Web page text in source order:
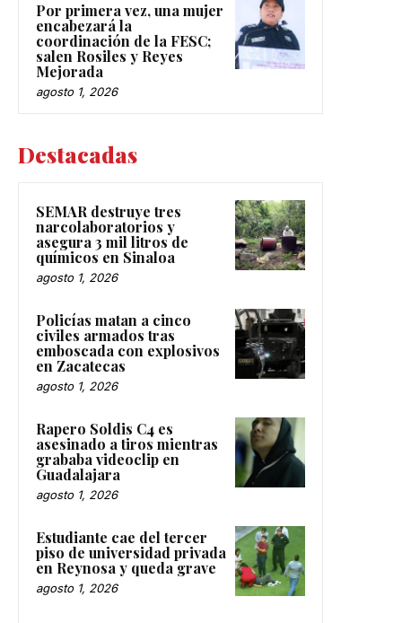
Por primera vez, una mujer
encabezará la
coordinación de la FESC;
salen Rosiles y Reyes
Mejorada
agosto 1, 2026
Destacadas
SEMAR destruye tres
narcolaboratorios y
asegura 3 mil litros de
químicos en Sinaloa
agosto 1, 2026
Policías matan a cinco
civiles armados tras
emboscada con explosivos
en Zacatecas
agosto 1, 2026
Rapero Soldis C4 es
asesinado a tiros mientras
grababa videoclip en
Guadalajara
agosto 1, 2026
Estudiante cae del tercer
piso de universidad privada
en Reynosa y queda grave
agosto 1, 2026